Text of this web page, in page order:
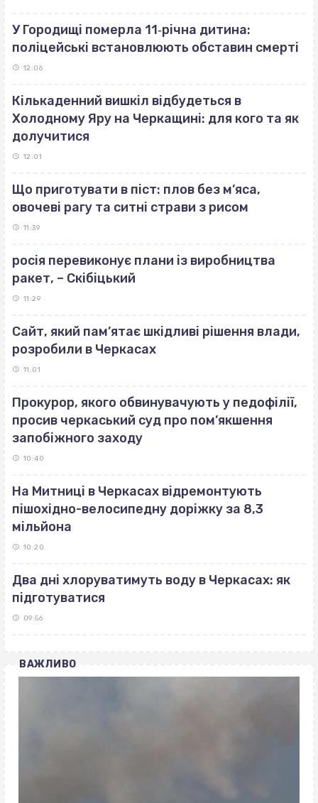
У Городищі померла 11‐річна дитина:
поліцейські встановлюють обставин смерті
12:06
Кількаденний вишкіл відбудеться в
Холодному Яру на Черкащині: для кого та як
долучитися
12:01
Що приготувати в піст: плов без м’яса,
овочеві рагу та ситні страви з рисом
11:39
росія перевиконує плани із виробництва
ракет, – Скібіцький
11:29
Сайт, який пам’ятає шкідливі рішення влади,
розробили в Черкасах
11:01
Прокурор, якого обвинувачують у педофілії,
просив черкаський суд про пом’якшення
запобіжного заходу
10:40
На Митниці в Черкасах відремонтують
пішохідно-велосипедну доріжку за 8,3
мільйона
10:20
Два дні хлоруватимуть воду в Черкасах: як
підготуватися
09:56
ВАЖЛИВО